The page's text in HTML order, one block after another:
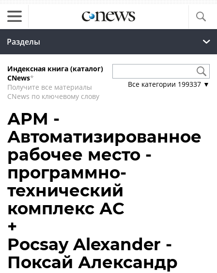
Разделы
Индексная книга (каталог)
CNews*
Получите все материалы
CNews по ключевому слову
Все категории 199337 ▼
АРМ -
Автоматизированное
рабочее место -
программно-
технический
комплекс АС
+
Pocsay Alexander -
Поксай Александр